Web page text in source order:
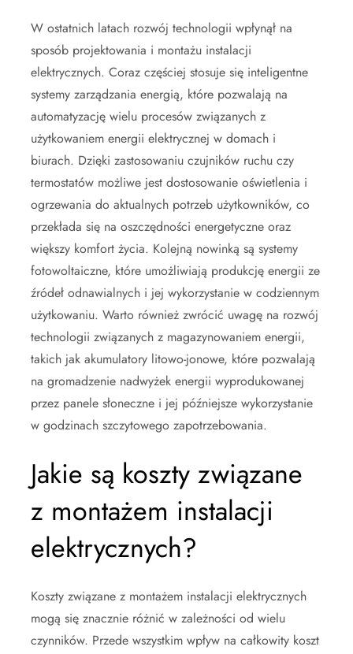
W ostatnich latach rozwój technologii wpłynął na
sposób projektowania i montażu instalacji
elektrycznych. Coraz częściej stosuje się inteligentne
systemy zarządzania energią, które pozwalają na
automatyzację wielu procesów związanych z
użytkowaniem energii elektrycznej w domach i
biurach. Dzięki zastosowaniu czujników ruchu czy
termostatów możliwe jest dostosowanie oświetlenia i
ogrzewania do aktualnych potrzeb użytkowników, co
przekłada się na oszczędności energetyczne oraz
większy komfort życia. Kolejną nowinką są systemy
fotowoltaiczne, które umożliwiają produkcję energii ze
źródeł odnawialnych i jej wykorzystanie w codziennym
użytkowaniu. Warto również zwrócić uwagę na rozwój
technologii związanych z magazynowaniem energii,
takich jak akumulatory litowo-jonowe, które pozwalają
na gromadzenie nadwyżek energii wyprodukowanej
przez panele słoneczne i jej późniejsze wykorzystanie
w godzinach szczytowego zapotrzebowania.
Jakie są koszty związane
z montażem instalacji
elektrycznych?
Koszty związane z montażem instalacji elektrycznych
mogą się znacznie różnić w zależności od wielu
czynników. Przede wszystkim wpływ na całkowity koszt